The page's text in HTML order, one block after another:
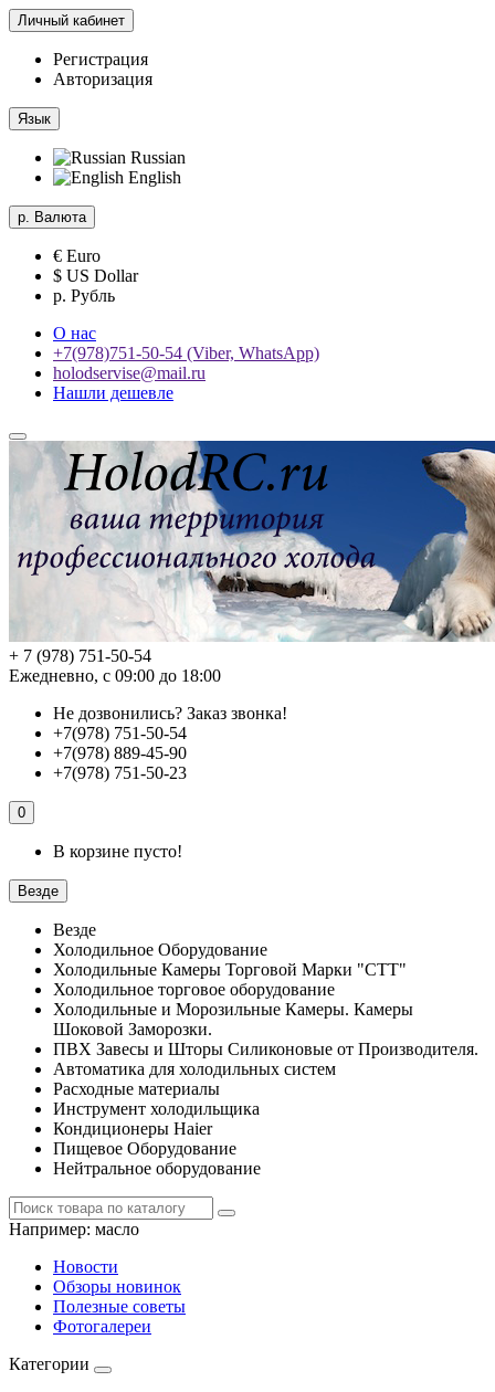
Личный кабинет
Регистрация
Авторизация
Язык
Russian
English
р. Валюта
€ Euro
$ US Dollar
р. Рубль
О нас
+7(978)751-50-54 (Viber, WhatsApp)
holodservise@mail.ru
Нашли дешевле
+ 7 (978) 751-50-54
Ежедневно, с 09:00 до 18:00
Не дозвонились? Заказ звонка!
+7(978) 751-50-54
+7(978) 889-45-90
+7(978) 751-50-23
0
В корзине пусто!
Везде
Везде
Холодильное Оборудование
Холодильные Камеры Торговой Марки "СТТ"
Холодильное торговое оборудование
Холодильные и Морозильные Камеры. Камеры
Шоковой Заморозки.
ПВХ Завесы и Шторы Силиконовые от Производителя.
Автоматика для холодильных систем
Расходные материалы
Инструмент холодильщика
Кондиционеры Haier
Пищевое Оборудование
Нейтральное оборудование
Например: масло
Новости
Обзоры новинок
Полезные советы
Фотогалереи
Категории